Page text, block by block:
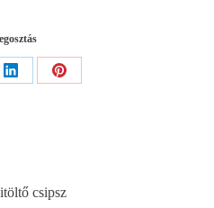
Share
Share
csipsz